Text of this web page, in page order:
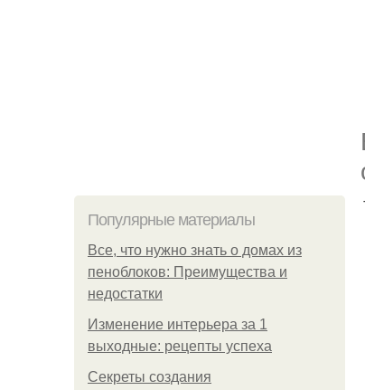
Популярные материалы
Все, что нужно знать о домах из
пеноблоков: Преимущества и
недостатки
Изменение интерьера за 1
выходные: рецепты успеха
Секреты создания